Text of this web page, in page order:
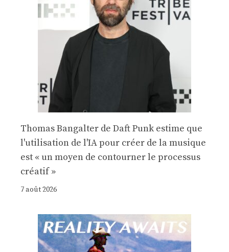
Thomas Bangalter de Daft Punk estime que
l'utilisation de l'IA pour créer de la musique
est « un moyen de contourner le processus
créatif »
7 août 2026